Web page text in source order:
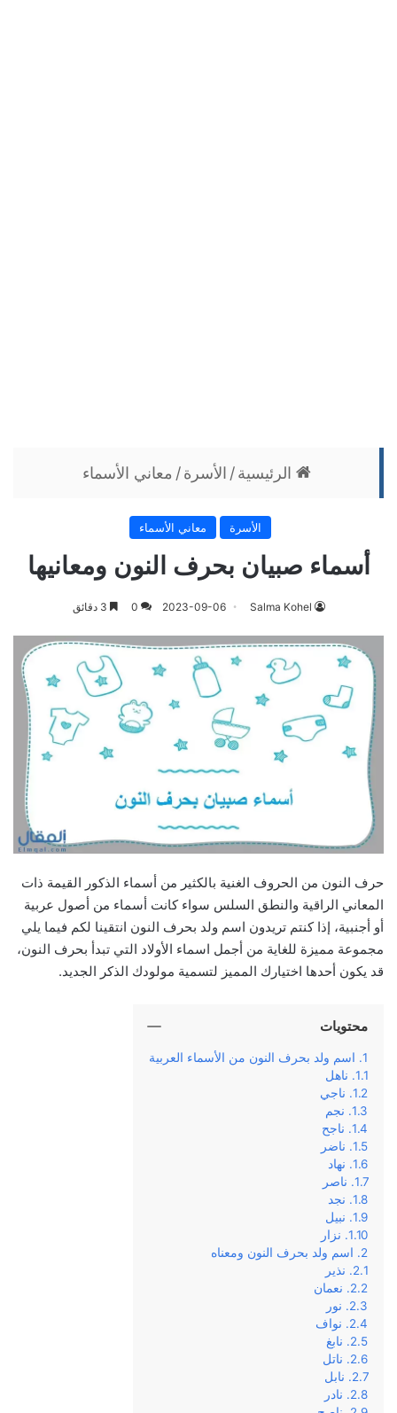
الرئيسية / الأسرة / معاني الأسماء
الأسرة معاني الأسماء
أسماء صبيان بحرف النون ومعانيها
Salma Kohel
2023-09-06
0
حرف النون من الحروف الغنية بالكثير من أسماء الذكور القيمة ذات
المعاني الراقية والنطق السلس سواء كانت أسماء من أصول عربية
أو أجنبية، إذا كنتم تريدون اسم ولد بحرف النون انتقينا لكم فيما يلي
مجموعة مميزة للغاية من أجمل اسماء الأولاد التي تبدأ بحرف النون،
قد يكون أحدها اختيارك المميز لتسمية مولودك الذكر الجديد.
محتويات
اسم ولد بحرف النون من الأسماء العربية
ناهل
ناجي
نجم
ناجح
ناضر
نهاد
ناصر
نجد
نبيل
نزار
اسم ولد بحرف النون ومعناه
نذير
نعمان
نور
نواف
نابغ
ناتل
نابل
نادر